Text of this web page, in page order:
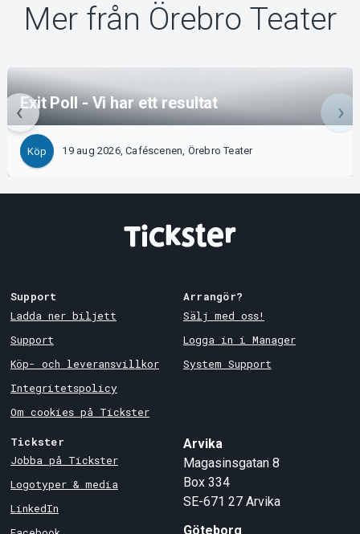
Mer från Örebro Teater
Exit Poll - Vi har ett resultat
Köp 19 aug 2026, Caféscenen, Örebro Teater
Support
Ladda ner biljett
Support
Köp- och leveransvillkor
Integritetspolicy
Om cookies på Tickster
Arrangör?
Sälj med oss!
Logga in i Manager
System Support
Tickster
Jobba på Tickster
Logotyper & media
LinkedIn
Arvika
Magasinsgatan 8
Box 334
SE-671 27 Arvika
Göteborg